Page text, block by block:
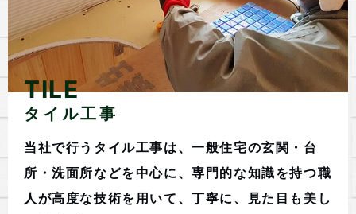
TILE
タイル工事
当社で行うタイル工事は、一般住宅の玄関・台
所・洗面所などを中心に、専門的な知識を持つ職
人が高度な技術を用いて、丁寧に、見た目も美し